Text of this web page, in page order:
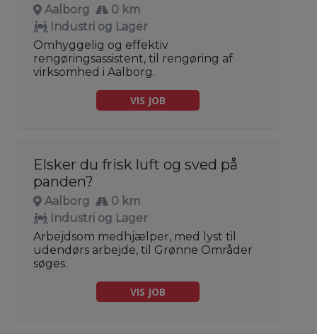
Aalborg
0 km
Industri og Lager
Omhyggelig og effektiv
rengøringsassistent, til rengøring af
virksomhed i Aalborg.
VIS JOB
Elsker du frisk luft og sved på
panden?
Aalborg
0 km
Industri og Lager
Arbejdsom medhjælper, med lyst til
udendørs arbejde, til Grønne Områder
søges.
VIS JOB